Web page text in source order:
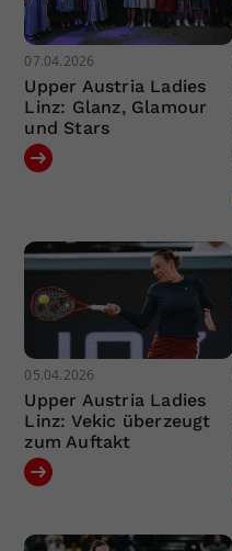
07.04.2026
Upper Austria Ladies
Linz: Glanz, Glamour
und Stars
05.04.2026
Upper Austria Ladies
Linz: Vekic überzeugt
zum Auftakt